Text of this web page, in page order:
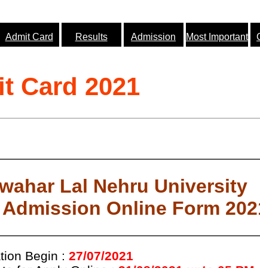
Admit Card Results Admission Most Important
Card 2021
Lal Nehru University
Admission Online Form
Begin : 27/07/2021